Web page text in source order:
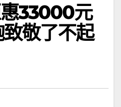
33000元
敬了不起